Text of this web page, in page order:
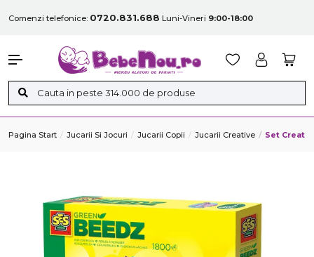
Comenzi telefonice: 0720.831.688 Luni-Vineri 9:00-18:00
Pagina Start Jucarii Si Jocuri Jucarii Copii Jucarii Creative Set